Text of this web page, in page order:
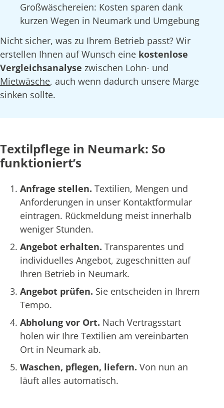
Großwäschereien: Kosten sparen dank
kurzen Wegen in Neumark und Umgebung
Nicht sicher, was zu Ihrem Betrieb passt? Wir
erstellen Ihnen auf Wunsch eine kostenlose
Vergleichsanalyse zwischen Lohn- und
Mietwäsche, auch wenn dadurch unsere Marge
sinken sollte.
Textilpflege in Neumark: So
funktioniert’s
Anfrage stellen. Textilien, Mengen und
Anforderungen in unser Kontaktformular
eintragen. Rückmeldung meist innerhalb
weniger Stunden.
Angebot erhalten. Transparentes und
individuelles Angebot, zugeschnitten auf
Ihren Betrieb in Neumark.
Angebot prüfen. Sie entscheiden in Ihrem
Tempo.
Abholung vor Ort. Nach Vertragsstart
holen wir Ihre Textilien am vereinbarten
Ort in Neumark ab.
Waschen, pflegen, liefern. Von nun an
läuft alles automatisch.